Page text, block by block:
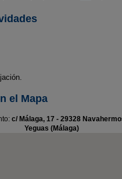
el Mapa
c/ Málaga, 17 - 29328
Yeguas (Málaga)